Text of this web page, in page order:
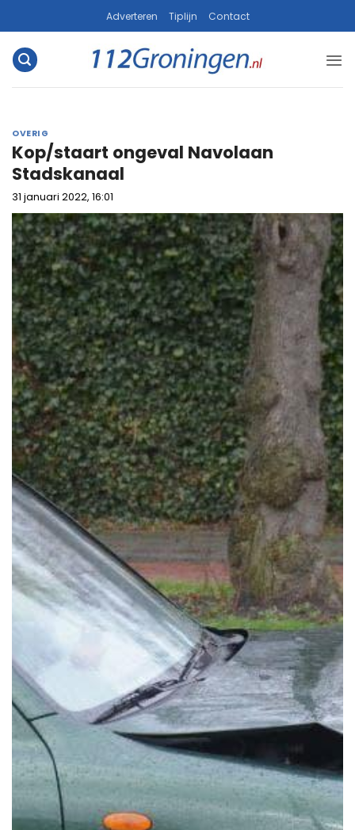
naar
inhoud
Adverteren Tiplijn Contact
OVERIG
Kop/staart ongeval Navolaan
Stadskanaal
31 januari 2022, 16:01